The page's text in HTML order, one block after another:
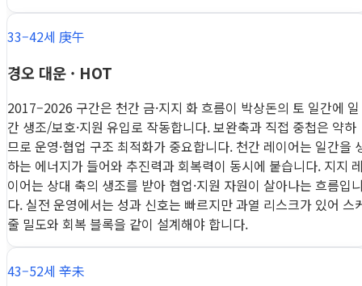
33–42세 庚午
경오 대운 · HOT
2017–2026 구간은 천간 금·지지 화 흐름이 박상돈의 토 일간에 일
간 생조/보호·지원 유입로 작동합니다. 보완축과 직접 중첩은 약하
므로 운영·협업 구조 최적화가 중요합니다. 천간 레이어는 일간을
하는 에너지가 들어와 추진력과 회복력이 동시에 붙습니다. 지지
이어는 상대 축의 생조를 받아 협업·지원 자원이 살아나는 흐름입
다. 실전 운영에서는 성과 신호는 빠르지만 과열 리스크가 있어 스
줄 밀도와 회복 블록을 같이 설계해야 합니다.
43–52세 辛未